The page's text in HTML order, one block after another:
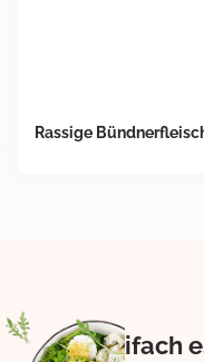
Rassige
Eifach